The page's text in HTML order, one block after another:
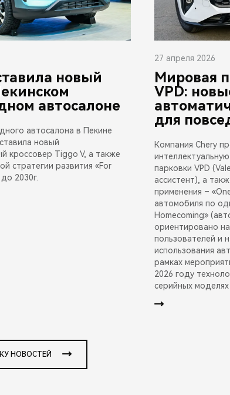
новый
автосалоне
автосалона в Пекине
новый
кроссовер Tiggo V, а также
стратегии развития «For
2030г.
27 апреля 2026
Мировая
VPD:
для
Компания Chery
парковки VPD
ассистент), а
применения –
автомобиля по
Homecoming»
ориентировано
пользователей и
использования
рамках
2026 году
серийных
НОВОСТЕЙ